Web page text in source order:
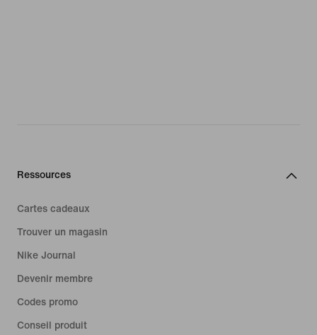
Ressources
Cartes cadeaux
Trouver un magasin
Nike Journal
Devenir membre
Codes promo
Conseil produit